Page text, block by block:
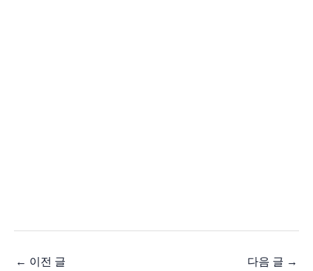
← 이전 글 다음 글 →